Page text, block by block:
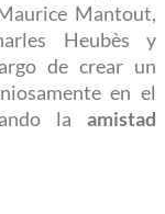
Mantout,
Heubès y
de crear un
enel
laamistad